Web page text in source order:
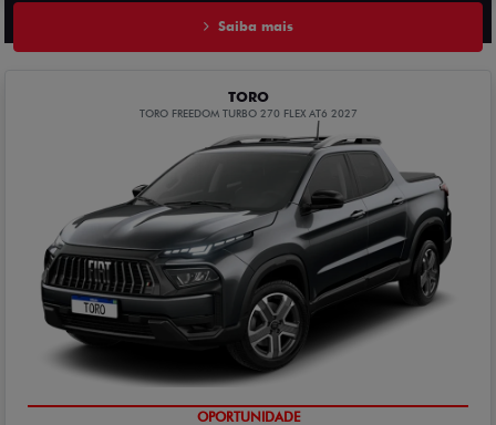
Saiba mais
TORO
TORO FREEDOM TURBO 270 FLEX AT6 2027